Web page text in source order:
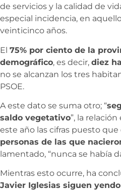
de servicios y la calidad de
especial incidencia, en
veinticinco años.
El 75% por ciento de la
demográfico, es decir, diez
no se alcanzan los tres
PSOE.
A este dato se suma otro; “
saldo vegetativo”, la
este año las cifras puesto
personas de las que
lamentado, “nunca se había
Mientras esto ocurre, ha
Javier Iglesias siguen